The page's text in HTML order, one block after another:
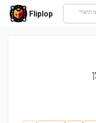
תיאור Fliplop